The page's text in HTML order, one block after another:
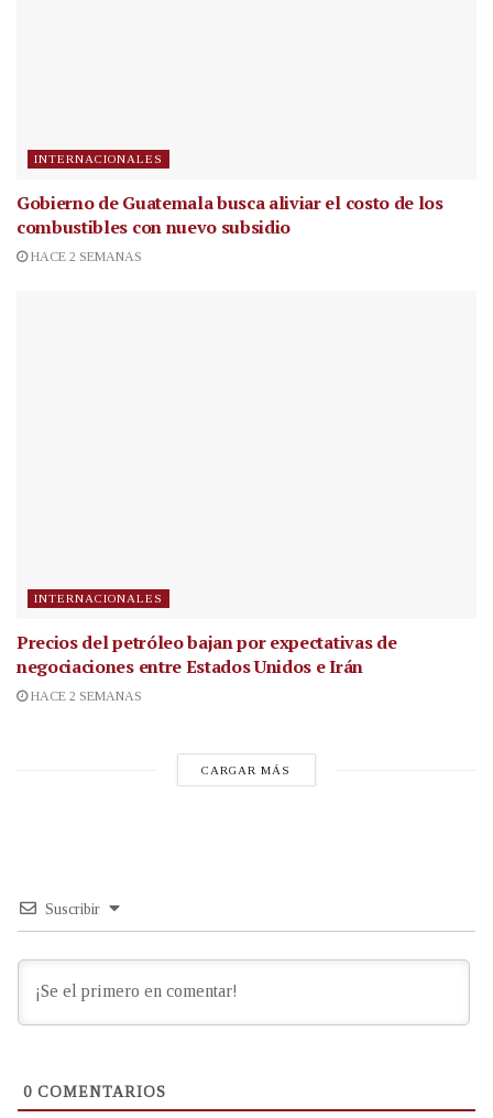
INTERNACIONALES
Gobierno de Guatemala busca aliviar el costo de los
combustibles con nuevo subsidio
HACE 2 SEMANAS
INTERNACIONALES
Precios del petróleo bajan por expectativas de
negociaciones entre Estados Unidos e Irán
HACE 2 SEMANAS
CARGAR MÁS
Suscribir
0 COMENTARIOS